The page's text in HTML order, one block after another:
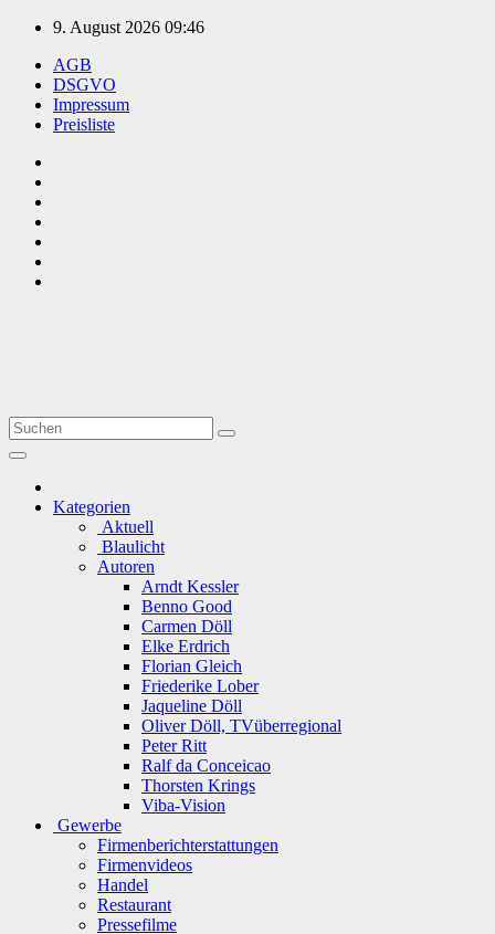
Zum
springen
9. August 2026 09:46
AGB
DSGVO
Impressum
Preisliste
Kategorien
Aktuell
Blaulicht
Autoren
Arndt Kessler
Benno Good
Carmen Döll
Elke Erdrich
Florian Gleich
Friederike Lober
Jaqueline Döll
Oliver Döll, TVüberregional
Peter Ritt
Ralf da Conceicao
Thorsten Krings
Viba-Vision
Gewerbe
Firmenberichterstattungen
Firmenvideos
Handel
Restaurant
Pressefilme